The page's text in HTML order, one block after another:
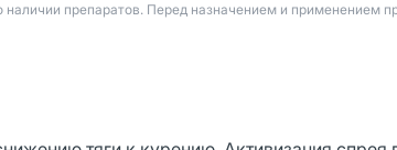
препаратов. Перед назначением и применением